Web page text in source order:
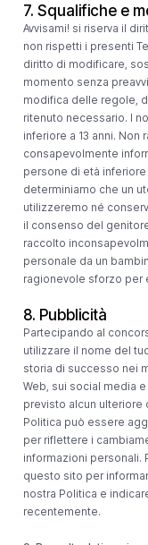
7. Squalifiche e
Avvisami! si riserva il
non rispetti i presenti
diritto di modificare,
momento senza
modifica delle regole,
ritenuto necessario. I
inferiore a 13 anni.
consapevolmente
persone di età inferiore
determiniamo che un
utilizzeremo né
il consenso del
raccolto
personale da un
ragionevole sforzo per
8. Pubblicità
Partecipando al
utilizzare il nome del
storia di successo nei
Web, sui social media
previsto alcun ulteriore
Politica può essere
per riflettere i
informazioni personali.
questo sito per
nostra Politica e
recentemente.